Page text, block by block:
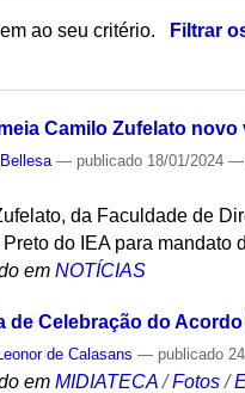
ao seu critério.
Filtrar
Camilo Zufelato
— publicado 18/01/2024—
da Faculdade de
do IEA para mandato
em NOTÍCIAS
de Celebração do
de Calasans — publicado
em MIDIATECA /Fotos /